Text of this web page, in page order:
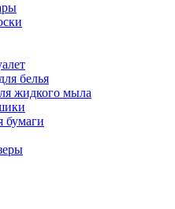
белья
жидкого мыла
бумаги